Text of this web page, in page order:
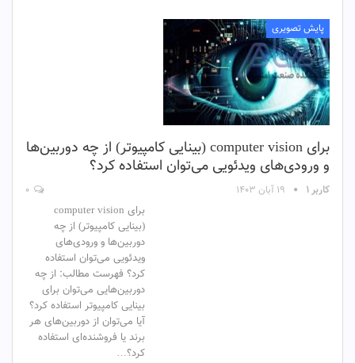
پایش تصویری
برای computer vision (بینایی کامپیوتر) از چه دوربین‌ها
و ورودی‌های ویدئویی می‌توان استفاده کرد؟
کاربر ۱ ۱۹ آبان ۱۴۰۳
برای computer vision
(بینایی کامپیوتر) از چه
دوربین‌ها و ورودی‌های
ویدئویی می‌توان استفاده
کرد؟ فهرست مطالب: از چه
دوربین‌هایی می‌توان برای
بینایی کامپیوتر استفاده کرد؟
آیا می‌توان از دوربین‌های هر
برند یا فروشنده‌ای استفاده
کرد؟…